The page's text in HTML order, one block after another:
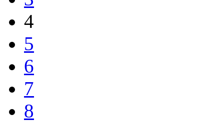
4
5
6
7
8